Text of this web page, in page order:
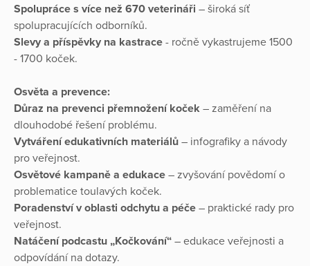
Spolupráce s více než 670 veterináři – široká síť
spolupracujících odborníků.
Slevy a příspěvky na kastrace - ročně vykastrujeme 1500
- 1700 koček.
Osvěta a prevence:
Důraz na prevenci přemnožení koček – zaměření na
dlouhodobé řešení problému.
Vytváření edukativních materiálů – infografiky a návody
pro veřejnost.
Osvětové kampaně a edukace – zvyšování povědomí o
problematice toulavých koček.
Poradenství v oblasti odchytu a péče – praktické rady pro
veřejnost.
Natáčení podcastu „Kočkování“ – edukace veřejnosti a
odpovídání na dotazy.